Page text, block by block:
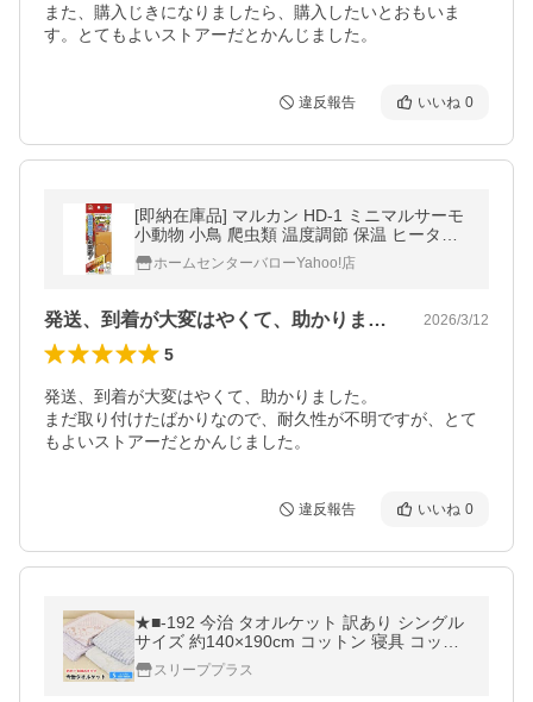
また、購入じきになりましたら、購入したいとおもいま
す。とてもよいストアーだとかんじました。
違反報告 いいね 0
[即納在庫品] マルカン HD-1 ミニマルサーモ
小動物 小鳥 爬虫類 温度調節 保温 ヒーター
温活 特価
ホームセンターバローYahoo!店
発送、到着が大変はやくて、助かりました… 2026/3/12
5
発送、到着が大変はやくて、助かりました。
まだ取り付けたばかりなので、耐久性が不明ですが、とて
もよいストアーだとかんじました。
違反報告 いいね 0
★■-192 今治 タオルケット 訳あり シングル
サイズ 約140×190cm コットン 寝具 コット
ンケット 国産 洗える 洗濯可能 おしゃれ 今
治 日本製
スリーププラス